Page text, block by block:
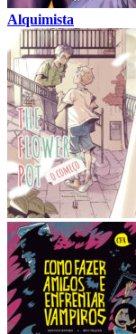
Alquimista